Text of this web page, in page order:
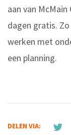
aan van
dagen gratis.
werken met
een planning.
DELEN VIA: